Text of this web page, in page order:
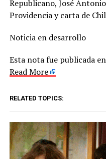
Republicano, José
Providencia y carta de
Noticia en desarrollo
Esta nota fue publicada
Read More
RELATED TOPICS: